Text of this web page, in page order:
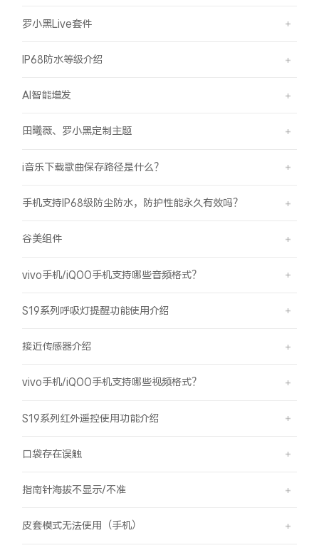
罗小黑Live套件
IP68防水等级介绍
AI智能增发
田曦薇、罗小黑定制主题
i音乐下载歌曲保存路径是什么？
手机支持IP68级防尘防水，防护性能永久有效吗？
谷美组件
vivo手机/iQOO手机支持哪些音频格式？
S19系列呼吸灯提醒功能使用介绍
接近传感器介绍
vivo手机/iQOO手机支持哪些视频格式？
S19系列红外遥控使用功能介绍
口袋存在误触
指南针海拔不显示/不准
皮套模式无法使用（手机）